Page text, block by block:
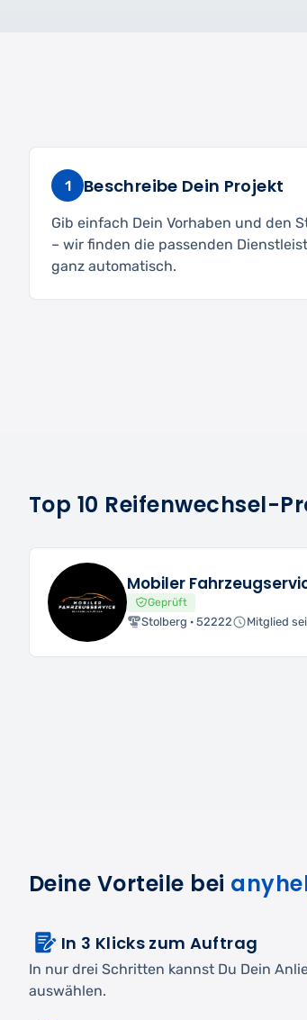
1 Beschreibe Dein Projekt
Gib einfach Dein Vorhaben und den
– wir finden die passenden
ganz automatisch.
Top 10 Reifenwechsel-
Mobiler
Geprüft
Stolberg · 52222 Mitglied
Deine Vorteile bei
In 3 Klicks zum Auftrag
In nur drei Schritten kannst Du Dein
auswählen.